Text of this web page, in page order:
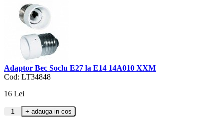
Adaptor Bec Soclu E27 la E14 14A010 XXM
Cod: LT34848
16 Lei